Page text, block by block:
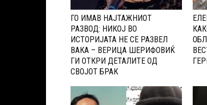
ГО ИМАВ НАЈТАЖНИОТ
РАЗВОД: НИКОЈ ВО
ИСТОРИЈАТА НЕ СЕ РАЗВЕЛ
ВАКА – ВЕРИЦА ШЕРИФОВИЌ
ГИ ОТКРИ ДЕТАЛИТЕ ОД
СВОЈОТ БРАК